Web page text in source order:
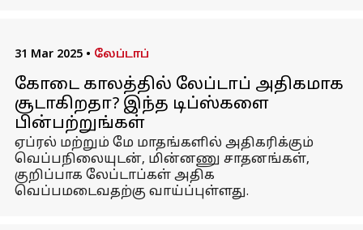
31 Mar 2025 • லேப்டாப்
கோடை காலத்தில் லேப்டாப் அதிகமாக
சூடாகிறதா? இந்த டிப்ஸ்களை
பின்பற்றுங்கள்
ஏப்ரல் மற்றும் மே மாதங்களில் அதிகரிக்கும்
வெப்பநிலையுடன், மின்னணு சாதனங்கள்,
குறிப்பாக லேப்டாப்கள் அதிக
வெப்பமடைவதற்கு வாய்ப்புள்ளது.